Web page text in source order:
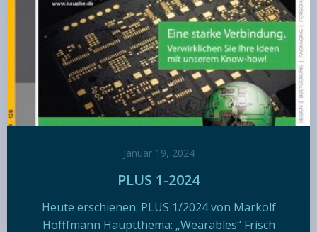
Januar 19, 2024
PLUS 1-2024
Heute erschienen: PLUS 1/2024 von Markolf
Hofffmann Hauptthema: „Wearables“ Frisch